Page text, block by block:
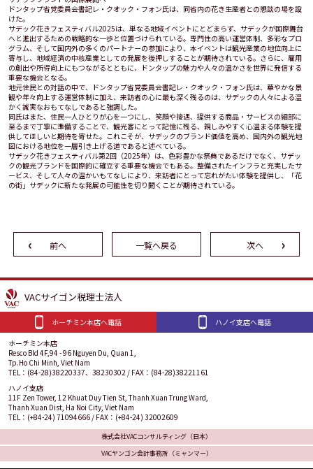
ドンタップ省党委員会書記レ・クオック・フォン氏は、同省内の花き生産者との懇談の場を設
けた。
サデック花きフェスティバル2025は、単なる地域イベントにとどまらず、サデックが国際舞台
へと進出するための戦略的な一歩と位置づけられている。専門性の高い運営体制、多彩なプロ
グラム、そして国内外の多くのパートナーの参加により、本イベントは観光産業の地位向上に
寄与し、地域経済の中核産業としての発展を後押しすることが期待されている。さらに、雇用
の創出や所得向上にもつながるとともに、ドンタップの魅力や人々の温かさを世界に発信する
重要な機会となる。
地元住民との対話の中で、ドンタップ省党委員会書記レ・クオック・フォン氏は、華やかな景
観や年々向上する運営体制に加え、来訪者の心に最も深く残るのは、サデックの人々による温
かく誠実なおもてなしであると強調した。
同氏はまた、住民一人ひとりが心を一つにし、笑顔や接遇、提供する商品・サービスの細部に
至るまで丁寧に準備することで、観光客にとって記憶に残る、親しみやすく心温まる体験を提
供してほしいと期待を寄せた。これこそが、サデックのブランド価値を高め、国内外の観光地
図における地位を一層引き上げる道であると述べている。
サデック花きフェスティバル第2回（2025年）は、色彩豊かな祭典であるだけでなく、サデッ
クの観光ブランドを国際的に確立する重要な機会でもある。整備されたインフラと充実したサ
ービス、そして人々の温かいもてなしにより、来訪者にとって忘れがたい体験を提供し、「花
の街」サデックに新たな発展の可能性を切り開くことが期待されている。
前へ 一覧へ戻る 次へ
VACサイゴン税理士法人
ホーチミン本店へ電話
ハノイ支店へ電話
ホーチミン本店
Resco Bld 4F,94 - 96 Nguyen Du, Quan 1,
Tp.Ho Chi Minh, Viet Nam
TEL：(84-28)38220337、38230302 / FAX：(84-28)38221161
ハノイ支店
11F Zen Tower, 12 Khuat Duy Tien St, Thanh Xuan Trung Ward,
Thanh Xuan Dist, Ha Noi City, Viet Nam
TEL：(+84-24) 71094666 / FAX：(+84-24) 32002609
株式会社VACコンサルティング（日本）
VACヤンゴン会計事務所（ミャンマー）